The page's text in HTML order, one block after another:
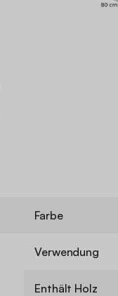
Farbe
Verwendung
Enthält Holz